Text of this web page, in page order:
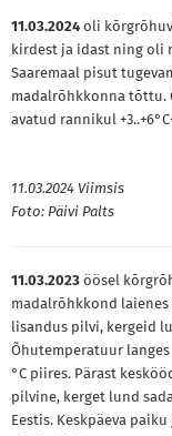
11.03.2024 oli
kirdest ja idast ning oli
Saaremaal pisut
madalrõhkkonna tõttu.
avatud rannikul
11.03.2024 Viimsis
Foto: Päivi Palts
11.03.2023 öösel
madalrõhkkond laienes
lisandus pilvi, kergeid
Õhutemperatuur langes
°C piires. Pärast
pilvine, kerget lund
Eestis. Keskpäeva